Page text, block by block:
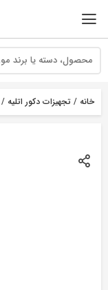
خانه / تجهیزات دکور اتلیه /